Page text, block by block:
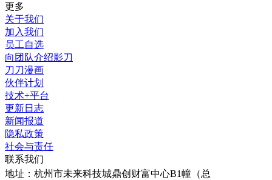
更多
关于我们
加入我们
员工自选
向团队介绍影刀
刀刀漫画
伙伴计划
技术+平台
更新日志
新闻报道
隐私政策
社会与责任
联系我们
地址： 杭州市未来科技城鼎创财富中心B1幢（总